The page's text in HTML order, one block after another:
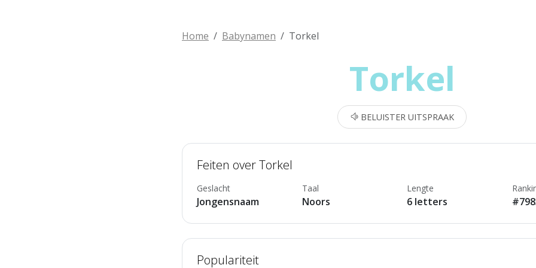
Home Babynamen Torkel
Torkel
BELUISTER UITSPRAAK
Feiten over Torkel
Geslacht
Jongensnaam
Taal
Noors
Lengte
6 letters
Populariteit